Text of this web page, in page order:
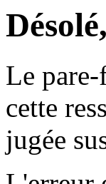
Le
cette
jugée